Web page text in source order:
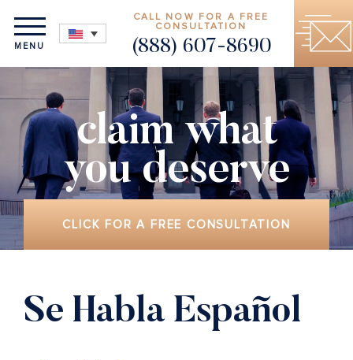
MENU
CALL NOW FOR A FREE
CONSULTATION
(888) 607-8690
claim what
you deserve
CLICK FOR A FREE CONSULTATION
Se Habla Español